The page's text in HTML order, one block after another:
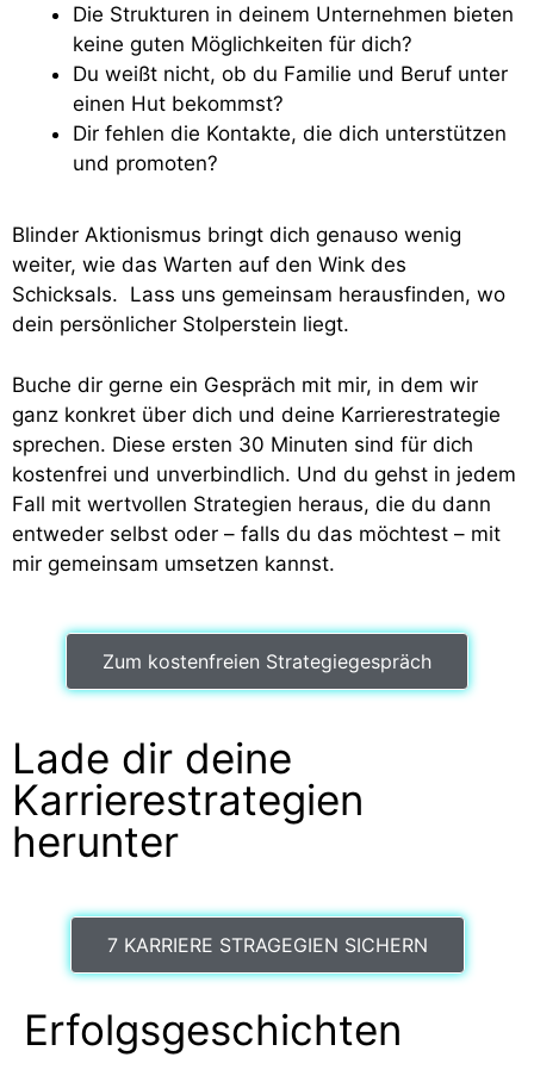
Die Strukturen in deinem Unternehmen bieten
keine guten Möglichkeiten für dich?
Du weißt nicht, ob du Familie und Beruf unter
einen Hut bekommst?
Dir fehlen die Kontakte, die dich unterstützen
und promoten?
Blinder Aktionismus bringt dich genauso wenig
weiter, wie das Warten auf den Wink des
Schicksals. Lass uns gemeinsam herausfinden, wo
dein persönlicher Stolperstein liegt.
Buche dir gerne ein Gespräch mit mir, in dem wir
ganz konkret über dich und deine Karrierestrategie
sprechen. Diese ersten 30 Minuten sind für dich
kostenfrei und unverbindlich. Und du gehst in jedem
Fall mit wertvollen Strategien heraus, die du dann
entweder selbst oder – falls du das möchtest – mit
mir gemeinsam umsetzen kannst.
Zum kostenfreien Strategiegespräch
Lade dir deine
Karrierestrategien
herunter
7 KARRIERE STRAGEGIEN SICHERN
Erfolgsgeschichten